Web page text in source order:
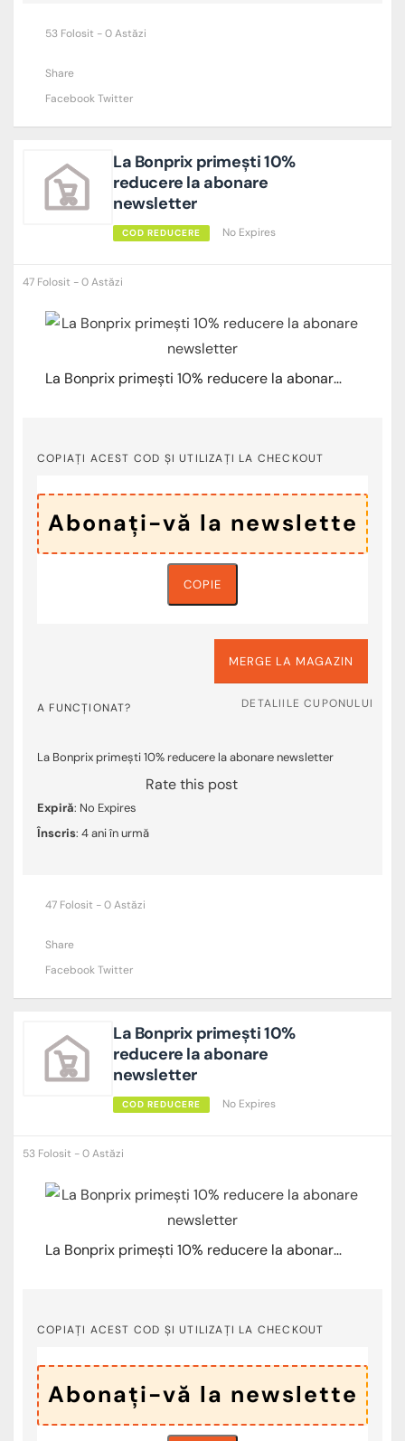
53 Folosit - 0 Astăzi
Share
FacebookTwitter
La Bonprix primești 10%
reducere la abonare
newsletter
COD REDUCERE No Expires
47 Folosit - 0 Astăzi
La Bonprix primești 10% reducere la abonare newsletter
COPIAȚI ACEST COD ȘI UTILIZAȚI LA CHECKOUT
COPIE
MERGE LA MAGAZIN
A FUNCȚIONAT? DETALIILE CUPONULUI
La Bonprix primești 10% reducere la abonare newsletter
Rate this post
Expiră: No Expires
Înscris: 4 ani în urmă
47 Folosit - 0 Astăzi
Share
FacebookTwitter
La Bonprix primești 10%
reducere la abonare
newsletter
COD REDUCERE No Expires
53 Folosit - 0 Astăzi
La Bonprix primești 10% reducere la abonare newsletter
COPIAȚI ACEST COD ȘI UTILIZAȚI LA CHECKOUT